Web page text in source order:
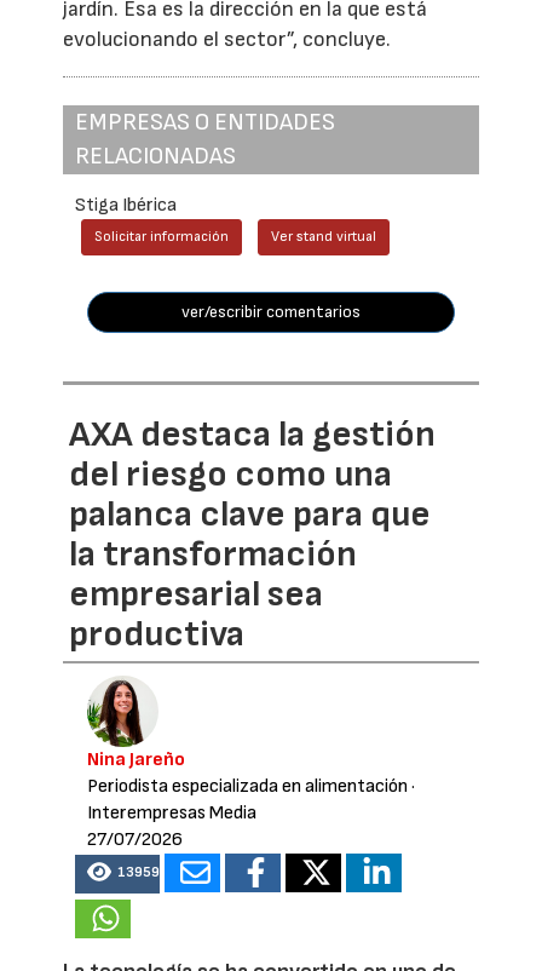
jardín. Esa es la dirección en la que está
evolucionando el sector”, concluye.
EMPRESAS O ENTIDADES
RELACIONADAS
Stiga Ibérica
Solicitar información Ver stand virtual
ver/escribir comentarios
AXA destaca la gestión
del riesgo como una
palanca clave para que
la transformación
empresarial sea
productiva
Nina Jareño
Periodista especializada en alimentación ·
Interempresas Media
27/07/2026
13959